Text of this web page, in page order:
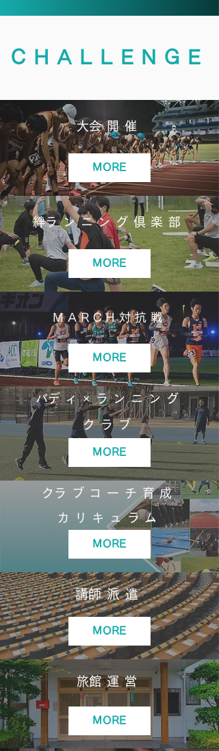
り、なんとか開催の道を模索いたしました結
果、誠に急ではございますが、以下の通り6月
大幅なスケジュール変更となり、皆様には多
なるご迷惑とご不便をおかけしますことを深
お詫び申し上げます。 【変更後の開催概要】
変更後の日程：6月28日日曜日 競技時間：
19:00 ～ 21:00 会場： 町田ギオンスタジア
ム（予定通り） ※タイムテーブル等の詳細に
きましては、公式サイトにて改めてお知らせ
たします。 ■ 日程変更に伴う「不参加」への
返金対応について この度の日程の変更により
ご参加が難しくなってしまった団体の皆様に
かれましては、参加費の返金処理をさせてい
だ
CHALLENGE​
​大会開催
MORE
​絆ランニング倶楽部
MORE
​MARCH対抗戦
MORE
​バディ×ランニング
クラブ
MORE
​クラブコーチ育成
カリキュラム
MORE
​講師派遣
MORE
​旅館運営
MORE